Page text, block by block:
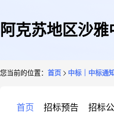
阿克苏地区沙
您当前的位置： 首页 中标｜中标通知
首页 招标预告 招标